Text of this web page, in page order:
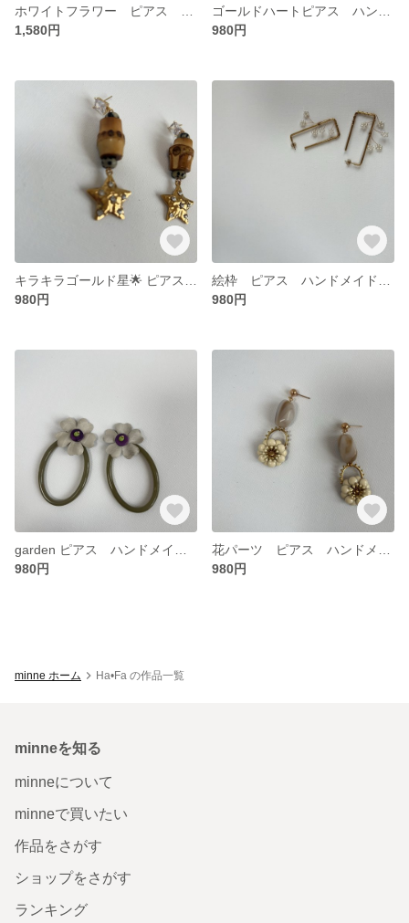
1,580円
980円
980円
980円
980円
980円
minne ホーム Ha•Fa の作品一覧
minneを知る
minneについて
minneで買いたい
作品をさがす
ショップをさがす
ランキング